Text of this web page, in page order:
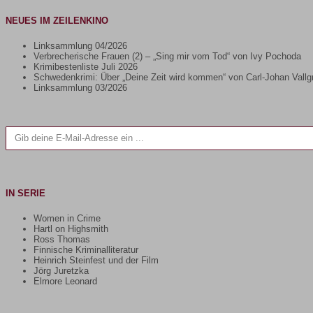
NEUES IM ZEILENKINO
Linksammlung 04/2026
Verbrecherische Frauen (2) – „Sing mir vom Tod“ von Ivy Pochoda
Krimibestenliste Juli 2026
Schwedenkrimi: Über „Deine Zeit wird kommen“ von Carl-Johan
Linksammlung 03/2026
Gib deine E-Mail-Adresse ein ...
IN SERIE
Women in Crime
Hartl on Highsmith
Ross Thomas
Finnische Kriminalliteratur
Heinrich Steinfest und der Film
Jörg Juretzka
Elmore Leonard